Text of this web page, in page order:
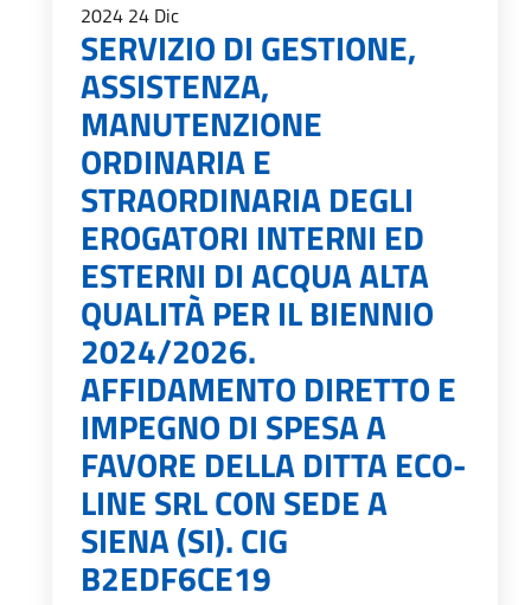
2024 24 Dic
SERVIZIO DI GESTIONE,
ASSISTENZA,
MANUTENZIONE
ORDINARIA E
STRAORDINARIA DEGLI
EROGATORI INTERNI ED
ESTERNI DI ACQUA ALTA
QUALITÀ PER IL BIENNIO
2024/2026.
AFFIDAMENTO DIRETTO E
IMPEGNO DI SPESA A
FAVORE DELLA DITTA ECO-
LINE SRL CON SEDE A
SIENA (SI). CIG
B2EDF6CE19